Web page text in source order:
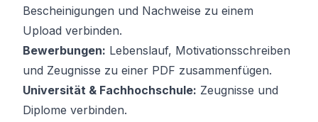
Bescheinigungen und Nachweise zu einem
Upload verbinden.
Bewerbungen: Lebenslauf, Motivationsschreiben
und Zeugnisse zu einer PDF zusammenfügen.
Universität & Fachhochschule: Zeugnisse und
Diplome verbinden.